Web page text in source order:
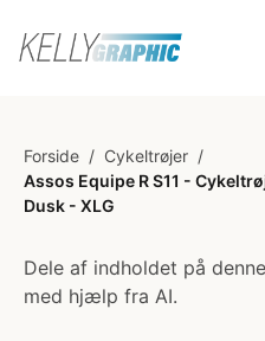
Forside / Cykeltrøjer /
Assos Equipe R S11 -
Dusk - XLG
Dele af indholdet på
med hjælp fra AI.